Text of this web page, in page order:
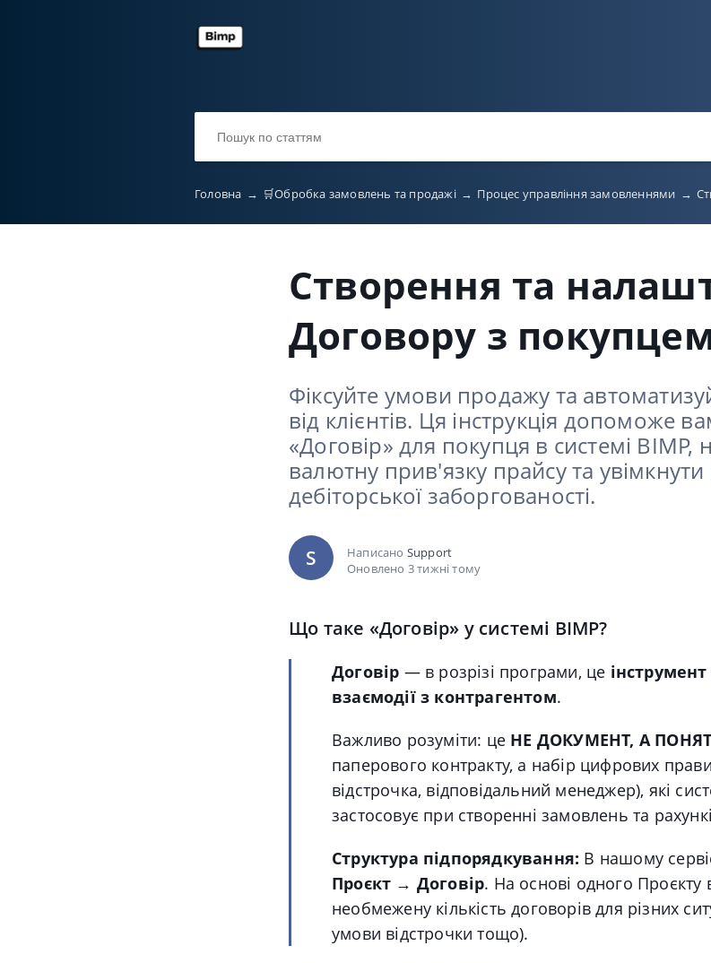
Головна → 🛒Обробка замовлень та продажі → Процес управління замовленнями →
Створення та
Договору з
Фіксуйте умови продажу та
від клієнтів. Ця інструкція допоможе
«Договір» для покупця в системі BIMP,
валютну прив'язку прайсу та
дебіторської заборгованості.
S Написано Support
Оновлено 3 тижні тому
Що таке «Договір» у системі BIMP?
Договір — в розрізі програми, це
взаємодії з контрагентом.
Важливо розуміти: це НЕ ДОКУМЕНТ, А
паперового контракту, а набір цифрових
відстрочка, відповідальний менеджер), які
застосовує при створенні замовлень та
Структура підпорядкування: В нашому
Проєкт → Договір. На основі одного Проєкту
необмежену кількість договорів для різних
умови відстрочки тощо).